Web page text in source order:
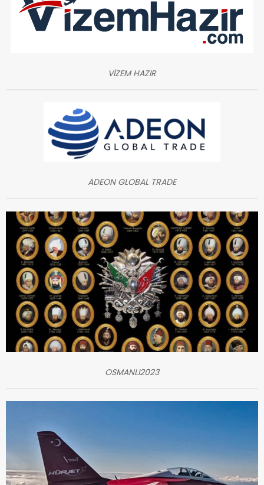
VİZEM HAZIR
ADEON GLOBAL TRADE
OSMANLI2023